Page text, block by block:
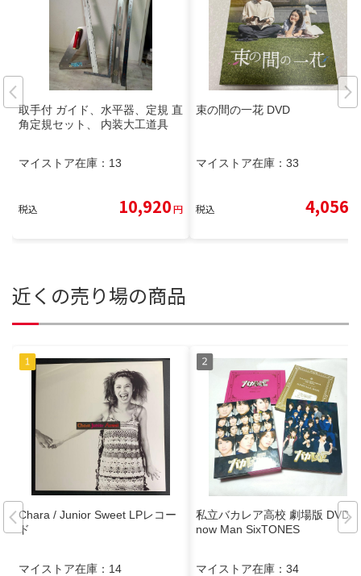
取手付 ガイド、水平器、定規 直
角定規セット、 内装大工道具
マイストア在庫： 13
税込 10,920円
束の間の一花 DVD
マイストア在庫： 33
税込 4,056
近くの売り場の商品
Chara / Junior Sweet LPレコー
ド
マイストア在庫： 14
私立バカレア高校 劇場版 DVD S
now Man SixTONES
マイストア在庫： 34